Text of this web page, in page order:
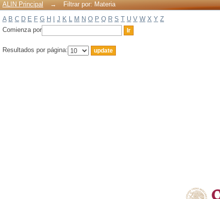
ALIN Principal →
Filtrar por: Materia
A B C D E F G H J K L M N O P Q R S T U V W X Y Z
Comienza por
Resultados por página: